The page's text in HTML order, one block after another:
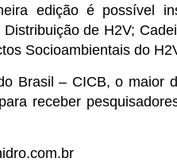
edição é possível
de H2V;
Socioambientais do
Brasil – CICB, o maior
receber